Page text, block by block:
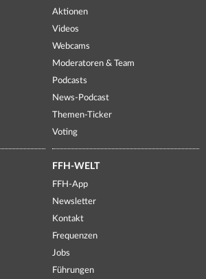
Aktionen
Videos
Webcams
Moderatoren & Team
Podcasts
News-Podcast
Themen-Ticker
Voting
FFH-WELT
FFH-App
Newsletter
Kontakt
Frequenzen
Jobs
Führungen